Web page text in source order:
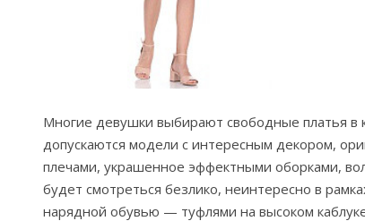
Многие девушки выбирают свободные платья в
допускаются модели с интересным декором,
плечами, украшенное эффектными оборками,
будет смотреться безлико, неинтересно в
нарядной обувью — туфлями на высоком